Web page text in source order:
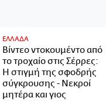
ΕΛΛΑΔΑ
Βίντεο ντοκουμέντο από
το τροχαίο στις Σέρρες:
Η στιγμή της σφοδρής
σύγκρουσης - Νεκροί
μητέρα και γιος